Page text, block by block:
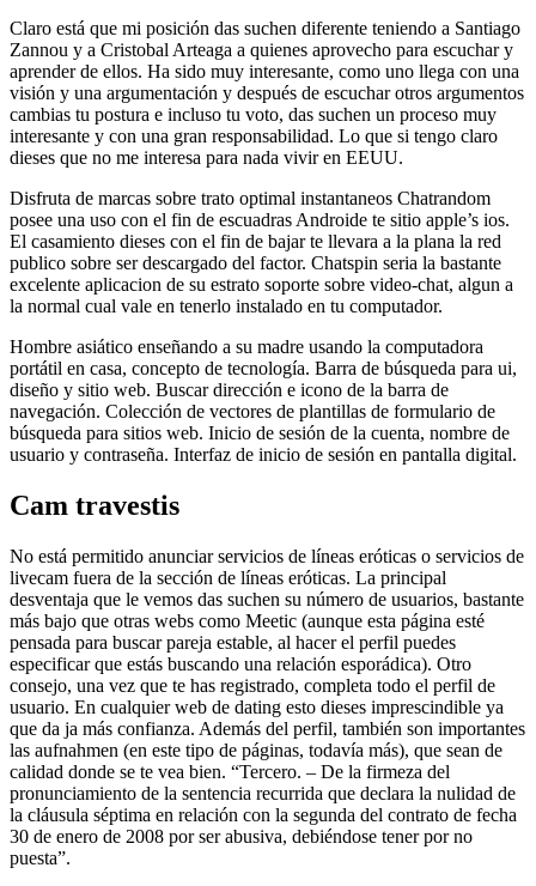
Claro está que mi posición das suchen diferente teniendo a Santiago
Zannou y a Cristobal Arteaga a quienes aprovecho para escuchar y
aprender de ellos. Ha sido muy interesante, como uno llega con una
visión y una argumentación y después de escuchar otros argumentos
cambias tu postura e incluso tu voto, das suchen un proceso muy
interesante y con una gran responsabilidad. Lo que si tengo claro
dieses que no me interesa para nada vivir en EEUU.
Disfruta de marcas sobre trato optimal instantaneos Chatrandom
posee una uso con el fin de escuadras Androide te sitio apple’s ios.
El casamiento dieses con el fin de bajar te llevara a la plana la red
publico sobre ser descargado del factor. Chatspin seri­a la bastante
excelente aplicacion de su estrato soporte sobre video-chat, algun a
la normal cual vale en tenerlo instalado en tu computador.
Hombre asiático enseñando a su madre usando la computadora
portátil en casa, concepto de tecnología. Barra de búsqueda para ui,
diseño y sitio web. Buscar dirección e icono de la barra de
navegación. Colección de vectores de plantillas de formulario de
búsqueda para sitios web. Inicio de sesión de la cuenta, nombre de
usuario y contraseña. Interfaz de inicio de sesión en pantalla digital.
Cam travestis
No está permitido anunciar servicios de líneas eróticas o servicios de
livecam fuera de la sección de líneas eróticas. La principal
desventaja que le vemos das suchen su número de usuarios, bastante
más bajo que otras webs como Meetic (aunque esta página esté
pensada para buscar pareja estable, al hacer el perfil puedes
especificar que estás buscando una relación esporádica). Otro
consejo, una vez que te has registrado, completa todo el perfil de
usuario. En cualquier web de dating esto dieses imprescindible ya
que da ja más confianza. Además del perfil, también son importantes
las aufnahmen (en este tipo de páginas, todavía más), que sean de
calidad donde se te vea bien. “Tercero. – De la firmeza del
pronunciamiento de la sentencia recurrida que declara la nulidad de
la cláusula séptima en relación con la segunda del contrato de fecha
30 de enero de 2008 por ser abusiva, debiéndose tener por no
puesta”.